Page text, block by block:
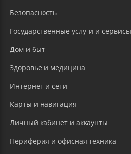
Безопасность
Государственные услуги и сервисы
Дом и быт
Здоровье и медицина
Интернет и сети
Карты и навигация
Личный кабинет и аккаунты
Периферия и офисная техника